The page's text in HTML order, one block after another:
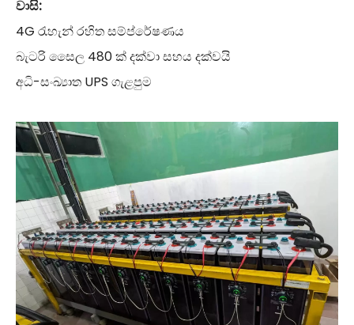
වාසි:
4G රැහැන් රහිත සම්ප්රේෂණය
බැටරි සෛල 480 ක් දක්වා සහය දක්වයි
අධි-සංඛ්‍යාත UPS ගැළපුම